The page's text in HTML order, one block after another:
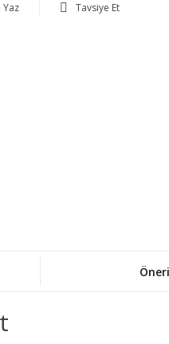
Tavsiye Et